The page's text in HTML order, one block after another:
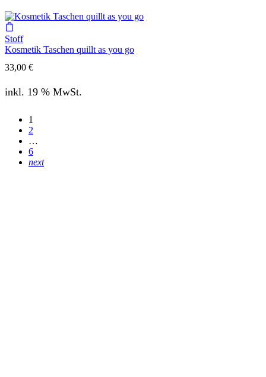
Stoff
Kosmetik Taschen quillt as you go
33,00 €
inkl. 19 % MwSt.
1
2
…
6
next